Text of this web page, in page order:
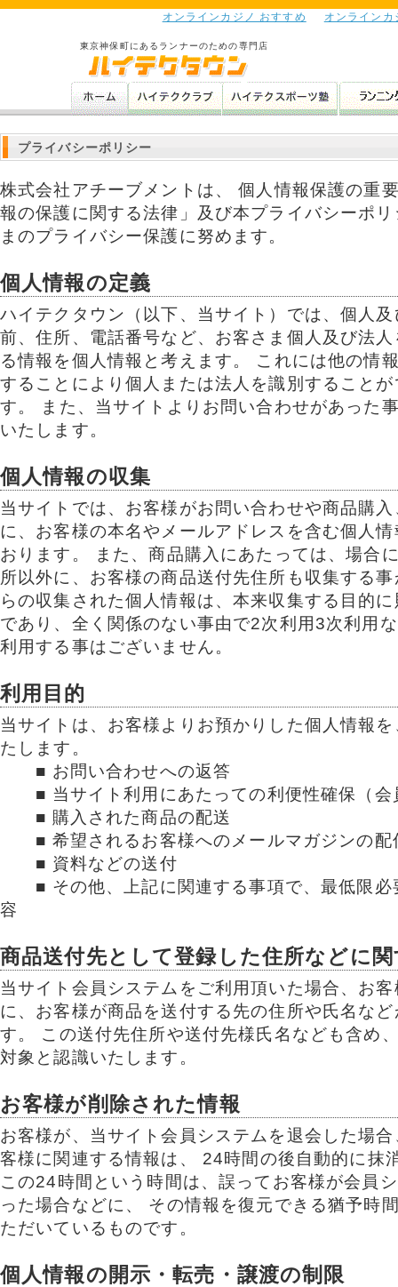
オンラインカジノ おすすめ オンラインカ
東京神保町にあるランナーのための専門店
プライバシーポリシー
株式会社アチーブメントは、 個人情報保護の重
報の保護に関する法律」及び本プライバシーポ
まのプライバシー保護に努めます。
個人情報の定義
ハイテクタウン（以下、当サイト）では、個人
前、住所、電話番号など、お客さま個人及び法
る情報を個人情報と考えます。 これには他の情
することにより個人または法人を識別すること
す。 また、当サイトよりお問い合わせがあった
いたします。
個人情報の収集
当サイトでは、お客様がお問い合わせや商品購
に、お客様の本名やメールアドレスを含む個人
おります。 また、商品購入にあたっては、場合
所以外に、お客様の商品送付先住所も収集する
らの収集された個人情報は、本来収集する目的
であり、全く関係のない事由で2次利用3次利用
利用する事はございません。
利用目的
当サイトは、お客様よりお預かりした個人情報
たします。
■ お問い合わせへの返答
■ 当サイト利用にあたっての利便性確保（会
■ 購入された商品の配送
■ 希望されるお客様へのメールマガジンの配
■ 資料などの送付
■ その他、上記に関連する事項で、最低限必
容
商品送付先として登録した住所などに
当サイト会員システムをご利用頂いた場合、お
に、お客様が商品を送付する先の住所や氏名な
す。 この送付先住所や送付先様氏名なども含め
対象と認識いたします。
お客様が削除された情報
お客様が、当サイト会員システムを退会した場
客様に関連する情報は、 24時間の後自動的に抹
この24時間という時間は、誤ってお客様が会員
った場合などに、 その情報を復元できる猶予時
ただいているものです。
個人情報の開示・転売・譲渡の制限